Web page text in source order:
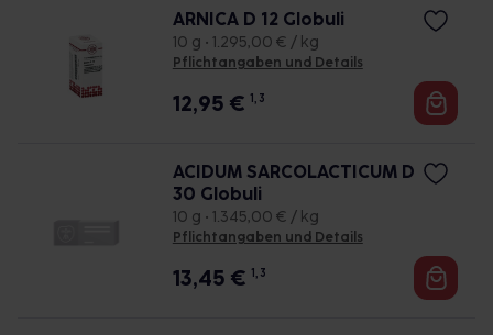
ARNICA D 12 Globuli
10 g • 1.295,00 € / kg
Pflichtangaben und Details
12,95 € 1, 3
ACIDUM SARCOLACTICUM D
30 Globuli
10 g • 1.345,00 € / kg
Pflichtangaben und Details
13,45 € 1, 3